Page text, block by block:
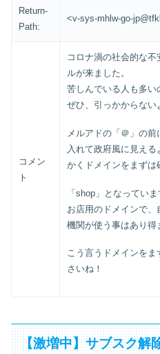
Return-
Path:
<v-sys-mhlw-go-
コメン
ト
コロナ渦の社会的な
ルが来ました。
苦しんでいる人も多い
ぜひ、引っかからない
メルアドの「＠」の
入れて政府風に見え
かくドメインをまずは
「shop」となっていま
お店用のドメインで
機関が使う事はあり得
こう言うドメインを
さいね！
【激増中】サブスク解